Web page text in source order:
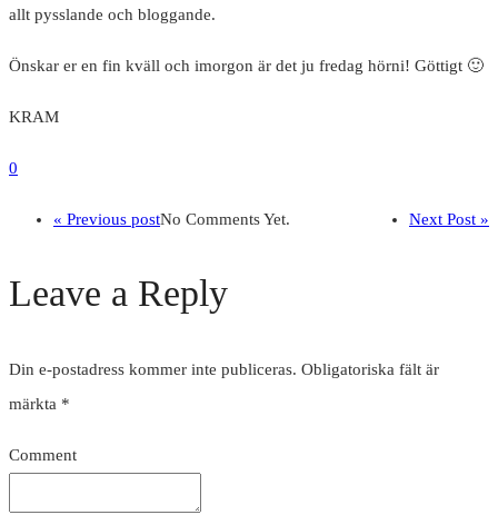
allt pysslande och bloggande.
Önskar er en fin kväll och imorgon är det ju fredag hörni! Göttigt 🙂
KRAM
0
« Previous post Next Post »
No Comments Yet.
Leave a Reply
Din e-postadress kommer inte publiceras. Obligatoriska fält är
märkta *
Comment